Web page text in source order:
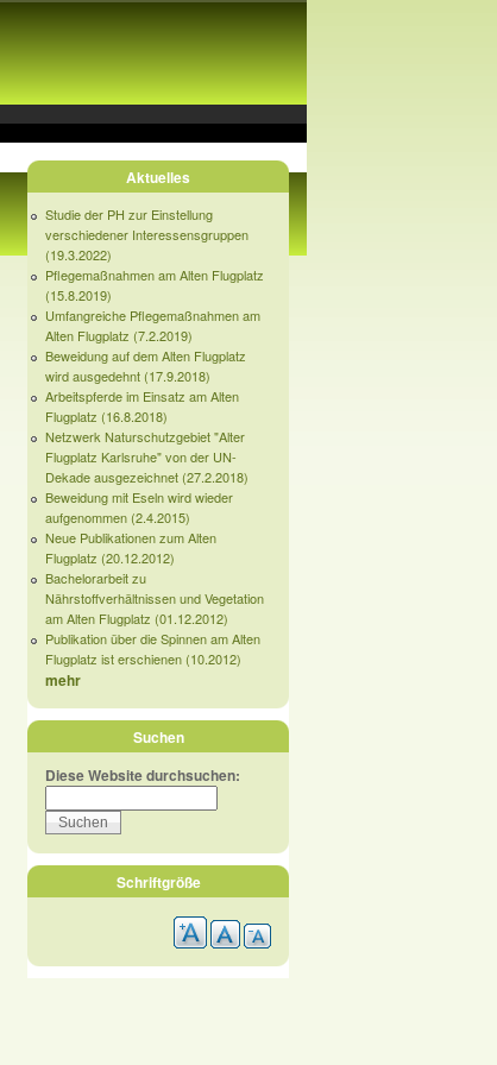
Aktuelles
Studie der PH zur Einstellung
verschiedener Interessensgruppen
(19.3.2022)
Pflegemaßnahmen am Alten Flugplatz
(15.8.2019)
Umfangreiche Pflegemaßnahmen am
Alten Flugplatz (7.2.2019)
Beweidung auf dem Alten Flugplatz
wird ausgedehnt (17.9.2018)
Arbeitspferde im Einsatz am Alten
Flugplatz (16.8.2018)
Netzwerk Naturschutzgebiet "Alter
Flugplatz Karlsruhe" von der UN-
Dekade ausgezeichnet (27.2.2018)
Beweidung mit Eseln wird wieder
aufgenommen (2.4.2015)
Neue Publikationen zum Alten
Flugplatz (20.12.2012)
Bachelorarbeit zu
Nährstoffverhältnissen und Vegetation
am Alten Flugplatz (01.12.2012)
Publikation über die Spinnen am Alten
Flugplatz ist erschienen (10.2012)
mehr
Suchen
Diese Website durchsuchen:
Schriftgröße